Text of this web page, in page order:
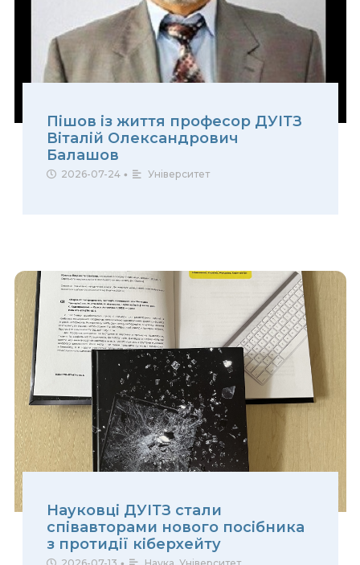
Пішов із життя професор ДУІТЗ
Віталій Олександрович
Балашов
2026-07-24 • Університет
Науковці ДУІТЗ стали
співавторами нового посібника
з протидії кіберхейту